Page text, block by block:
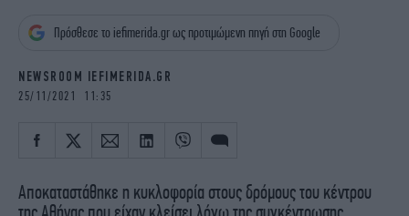
OSCARS
THE OCEAN
Πρόσθεσε το iefimerida.gr ως προτιμώμενη πηγή στη Google
NEWSROOM IEFIMERIDA.GR
25/11/2021 11:35
Αποκαταστάθηκε η κυκλοφορία στους δρόμους του κέντρου